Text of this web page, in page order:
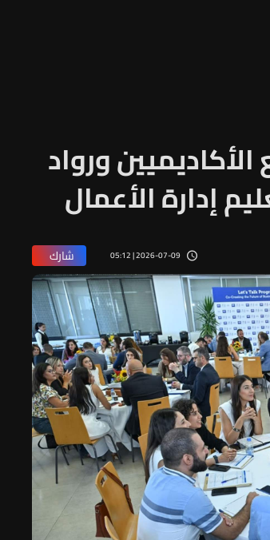
ورواد
إدارة الأعمال
2026-07-09 | 05:12 شارك